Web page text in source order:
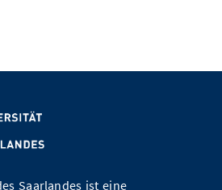
Saarlandes ist eine